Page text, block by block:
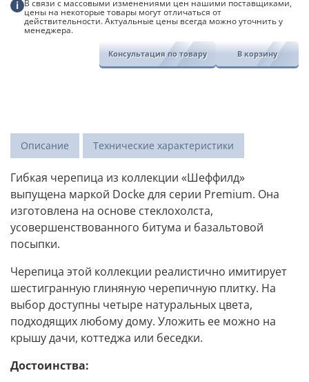
i В связи с массовыми изменениями цен нашими поставщиками,
цены на некоторые товары могут отличаться от
действительности. Актуальные цены всегда можно уточнить у
менеджера.
Консультация по товару В корзину
Описание Технические характеристики
Гибкая черепица из коллекции «Шеффилд»
выпущена маркой Docke для серии Premium. Она
изготовлена на основе стеклохолста,
усовершенствованного битума и базальтовой
посыпки.
Черепица этой коллекции реалистично имитирует
шестигранную глиняную черепичную плитку. На
выбор доступны четыре натуральных цвета,
подходящих любому дому. Уложить ее можно на
крышу дачи, коттеджа или беседки.
Достоинства: